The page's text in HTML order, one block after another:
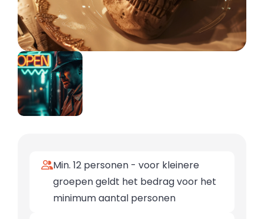
Min. 12 personen - voor kleinere
groepen geldt het bedrag voor het
minimum aantal personen